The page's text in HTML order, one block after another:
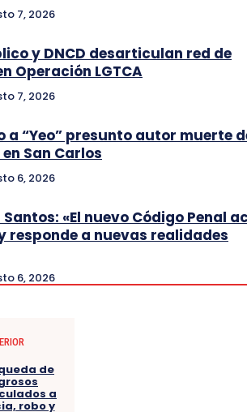
7, 2026
y DNCD desarticulan red de
Operación LGTCA
7, 2026
a “Yeo” presunto autor muerte
San Carlos
6, 2026
«El nuevo Código Penal
responde a nuevas realidades
6, 2026